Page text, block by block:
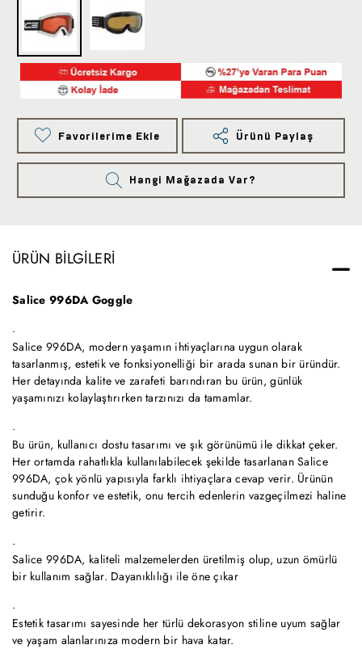
Favorilerime Ekle Ürünü Paylaş
Hangi Mağazada Var?
ÜRÜN BILGILERI
Salice 996DA Goggle
Salice 996DA, modern yaşamın ihtiyaçlarına uygun olarak
tasarlanmış, estetik ve fonksiyonelliği bir arada sunan bir üründür.
Her detayında kalite ve zarafeti barındıran bu ürün, günlük
yaşamınızı kolaylaştırırken tarzınızı da tamamlar.
Bu ürün, kullanıcı dostu tasarımı ve şık görünümü ile dikkat çeker.
Her ortamda rahatlıkla kullanılabilecek şekilde tasarlanan Salice
996DA, çok yönlü yapısıyla farklı ihtiyaçlara cevap verir. Ürünün
sunduğu konfor ve estetik, onu tercih edenlerin vazgeçilmezi haline
getirir.
Salice 996DA, kaliteli malzemelerden üretilmiş olup, uzun ömürlü
bir kullanım sağlar. Dayanıklılığı ile öne çıkar
Estetik tasarımı sayesinde her türlü dekorasyon stiline uyum sağlar
ve yaşam alanlarınıza modern bir hava katar.